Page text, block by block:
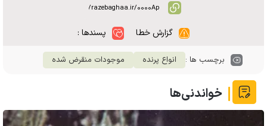
گزارش خطا پسندها :
برچسب ها : انواع پرنده موجودات منقرض شده
خواندنی‌ها